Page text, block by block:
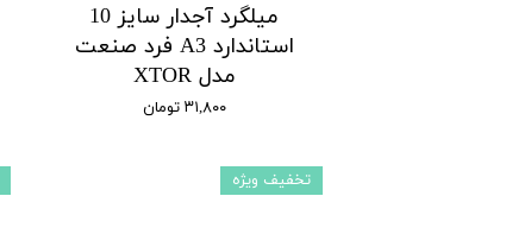
میلگرد آجدار سایز 10
استاندارد A3 فرد صنعت
مدل XTOR
۳۱,۸۰۰ تومان
تخفیف ویژه